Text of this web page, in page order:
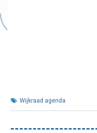
Wijkraad agenda